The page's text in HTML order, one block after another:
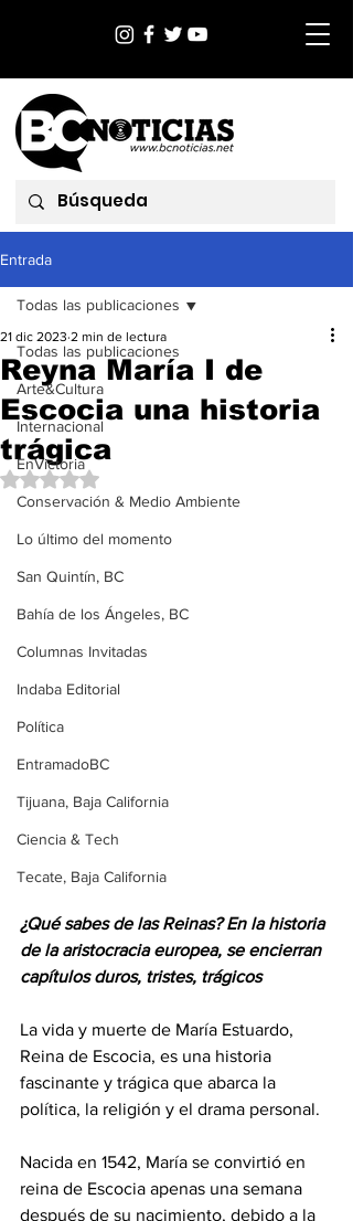
Entrada
Todas las publicaciones
Arte&Cultura
Internacional
EnVictoria
Conservación & Medio Ambiente
Lo último del momento
San Quintín, BC
Bahía de los Ángeles, BC
Columnas Invitadas
Indaba Editorial
Política
EntramadoBC
Tijuana, Baja California
Ciencia & Tech
Tecate, Baja California
Todas las publicaciones
Reyna María I de
Escocia una historia
trágica
21 dic 2023 2 min de lectura
Obtuvo NaN de 5 estrellas.
¿Qué sabes de las Reinas? En la historia
de la aristocracia europea, se encierran
capítulos duros, tristes, trágicos
La vida y muerte de María Estuardo,
Reina de Escocia, es una historia
fascinante y trágica que abarca la
política, la religión y el drama personal.
Nacida en 1542, María se convirtió en
reina de Escocia apenas una semana
después de su nacimiento, debido a la